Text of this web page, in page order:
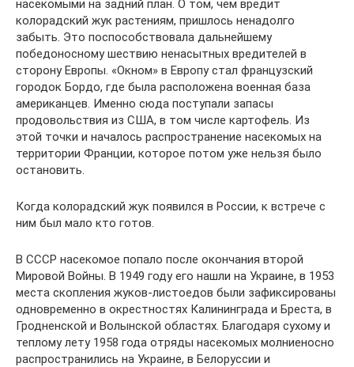
насекомыми на задний план. О том, чем вредит
колорадский жук растениям, пришлось ненадолго
забыть. Это поспособствовала дальнейшему
победоносному шествию ненасытных вредителей в
сторону Европы. «Окном» в Европу стал французский
городок Бордо, где была расположена военная база
американцев. Именно сюда поступали запасы
продовольствия из США, в том числе картофель. Из
этой точки и началось распространение насекомых на
территории Франции, которое потом уже нельзя было
остановить.
Когда колорадский жук появился в России, к встрече с
ним был мало кто готов.
В СССР насекомое попало после окончания второй
Мировой Войны. В 1949 году его нашли на Украине, в 1953
места скопления жуков-листоедов были зафиксированы
одновременно в окрестностях Калининграда и Бреста, в
Гродненской и Волынской областях. Благодаря сухому и
теплому лету 1958 года отряды насекомых молниеносно
распространились на Украине, в Белоруссии и